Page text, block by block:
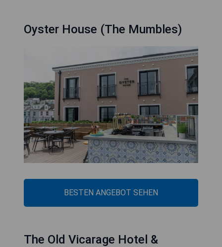
Oyster House (The Mumbles)
BESTEN ANGEBOT SEHEN
The Old Vicarage Hotel &